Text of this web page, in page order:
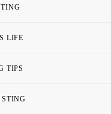
LIFE
TIPS